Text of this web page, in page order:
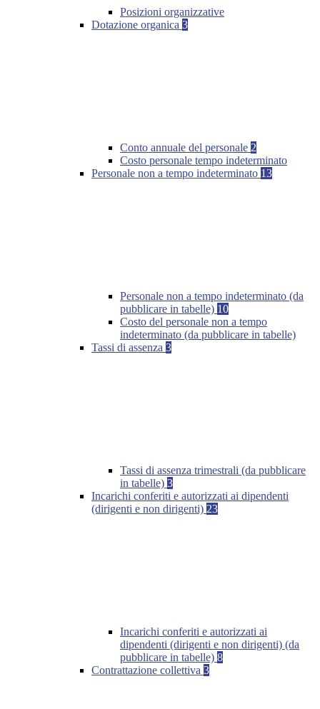
Posizioni organizzative
Dotazione organica 3
Conto annuale del personale 2
Costo personale tempo indeterminato
Personale non a tempo indeterminato 13
Personale non a tempo indeterminato (da
pubblicare in tabelle) 10
Costo del personale non a tempo
indeterminato (da pubblicare in tabelle)
Tassi di assenza 3
Tassi di assenza trimestrali (da pubblicare
in tabelle) 3
Incarichi conferiti e autorizzati ai dipendenti
(dirigenti e non dirigenti) 23
Incarichi conferiti e autorizzati ai
dipendenti (dirigenti e non dirigenti) (da
pubblicare in tabelle) 8
Contrattazione collettiva 3